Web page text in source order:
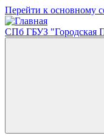
Перейти к основному
СПб ГБУЗ "Городская